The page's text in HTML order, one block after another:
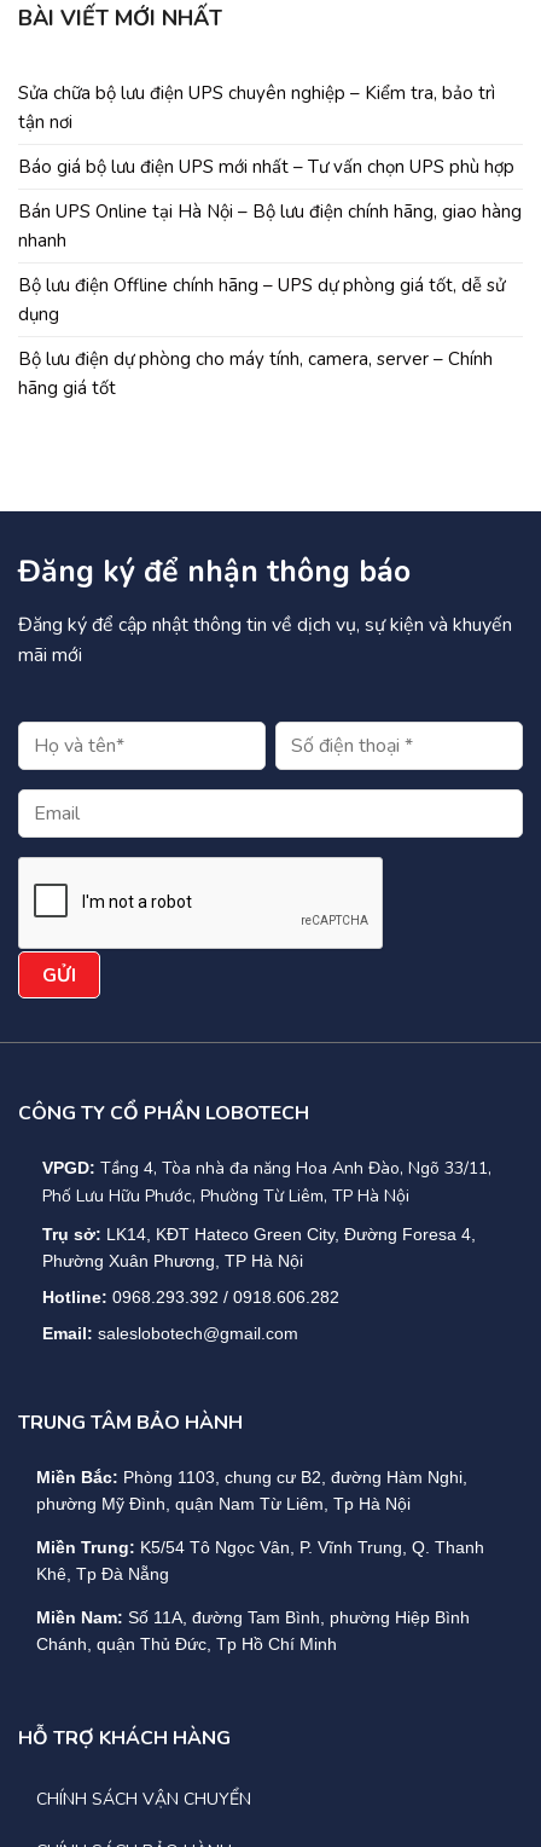
BÀI VIẾT MỚI NHẤT
Sửa chữa bộ lưu điện UPS chuyên nghiệp – Kiểm tra, bảo trì
tận nơi
Báo giá bộ lưu điện UPS mới nhất – Tư vấn chọn UPS phù hợp
Bán UPS Online tại Hà Nội – Bộ lưu điện chính hãng, giao hàng
nhanh
Bộ lưu điện Offline chính hãng – UPS dự phòng giá tốt, dễ sử
dụng
Bộ lưu điện dự phòng cho máy tính, camera, server – Chính
hãng giá tốt
Đăng ký để nhận thông báo
Đăng ký để cập nhật thông tin về dịch vụ, sự kiện và khuyến
mãi mới
CÔNG TY CỔ PHẦN LOBOTECH
VPGD: Tầng 4, Tòa nhà đa năng Hoa Anh Đào, Ngõ 33/11,
Phố Lưu Hữu Phước, Phường Từ Liêm, TP Hà Nội
Trụ sở: LK14, KĐT Hateco Green City, Đường Foresa 4,
Phường Xuân Phương, TP Hà Nội
Hotline: 0968.293.392 / 0918.606.282
Email: saleslobotech@gmail.com
TRUNG TÂM BẢO HÀNH
Miền Bắc: Phòng 1103, chung cư B2, đường Hàm Nghi,
phường Mỹ Đình, quận Nam Từ Liêm, Tp Hà Nội
Miền Trung: K5/54 Tô Ngọc Vân, P. Vĩnh Trung, Q. Thanh
Khê, Tp Đà Nẵng
Miền Nam: Số 11A, đường Tam Bình, phường Hiệp Bình
Chánh, quận Thủ Đức, Tp Hồ Chí Minh
HỖ TRỢ KHÁCH HÀNG
CHÍNH SÁCH VẬN CHUYỂN